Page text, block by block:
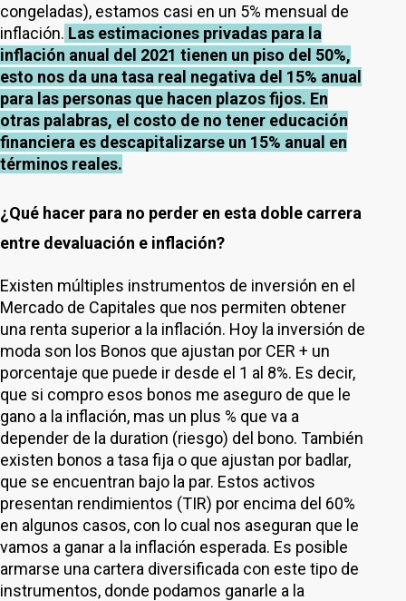
congeladas), estamos casi en un 5% mensual de
inflación. Las estimaciones privadas para la
inflación anual del 2021 tienen un piso del 50%,
esto nos da una tasa real negativa del 15% anual
para las personas que hacen plazos fijos. En
otras palabras, el costo de no tener educación
financiera es descapitalizarse un 15% anual en
términos reales.
¿Qué hacer para no perder en esta doble carrera
entre devaluación e inflación?
Existen múltiples instrumentos de inversión en el
Mercado de Capitales que nos permiten obtener
una renta superior a la inflación. Hoy la inversión de
moda son los Bonos que ajustan por CER + un
porcentaje que puede ir desde el 1 al 8%. Es decir,
que si compro esos bonos me aseguro de que le
gano a la inflación, mas un plus % que va a
depender de la duration (riesgo) del bono. También
existen bonos a tasa fija o que ajustan por badlar,
que se encuentran bajo la par. Estos activos
presentan rendimientos (TIR) por encima del 60%
en algunos casos, con lo cual nos aseguran que le
vamos a ganar a la inflación esperada. Es posible
armarse una cartera diversificada con este tipo de
instrumentos, donde podamos ganarle a la